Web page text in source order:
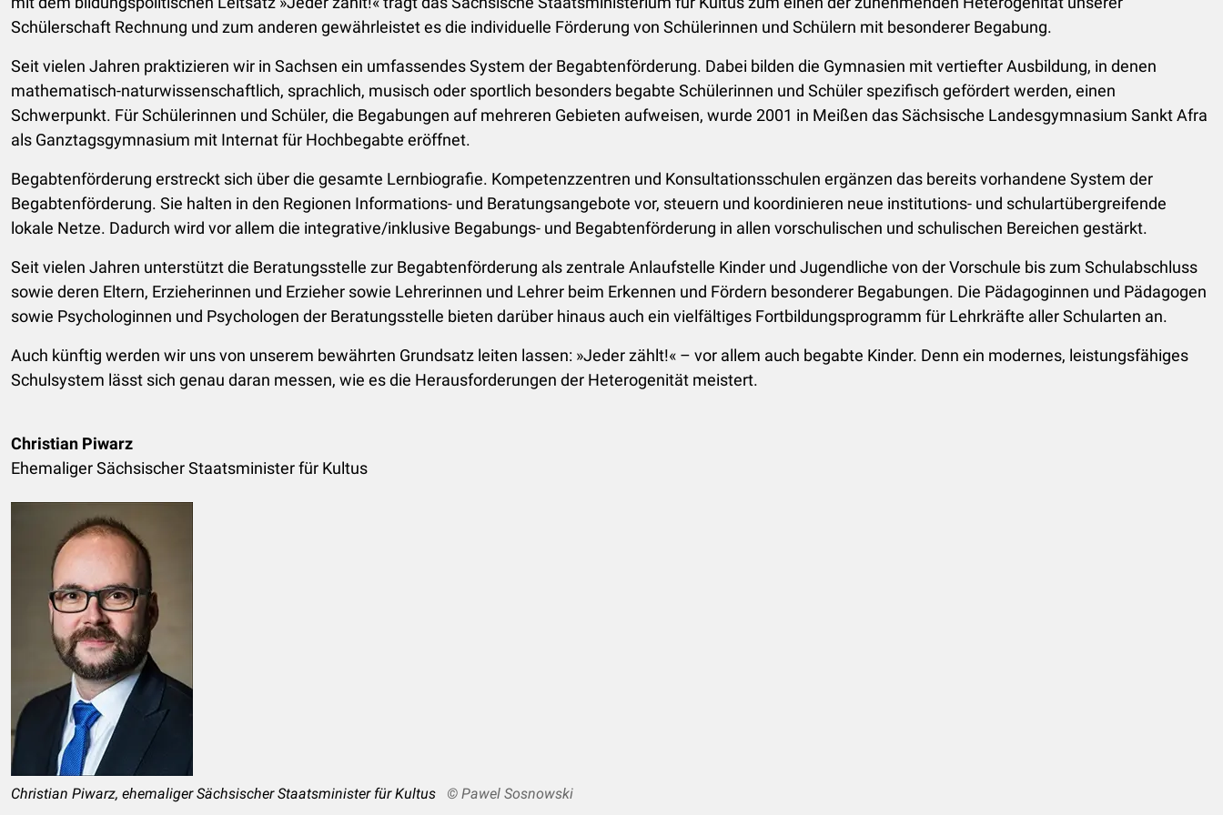
Schülerschaft Rechnung und zum anderen gewährleistet es die individuelle Förderung von Schülerinnen und Schülern mit besonderer Begabung.
Seit vielen Jahren praktizieren wir in Sachsen ein umfassendes System der Begabtenförderung. Dabei bilden die Gymnasien mit vertiefter Ausbildung, in denen
mathematisch-naturwissenschaftlich, sprachlich, musisch oder sportlich besonders begabte Schülerinnen und Schüler spezifisch gefördert werden, einen
Schwerpunkt. Für Schülerinnen und Schüler, die Begabungen auf mehreren Gebieten aufweisen, wurde 2001 in Meißen das Sächsische Landesgymnasium Sankt Afra
als Ganztagsgymnasium mit Internat für Hochbegabte eröffnet.
Begabtenförderung erstreckt sich über die gesamte Lernbiografie. Kompetenzzentren und Konsultationsschulen ergänzen das bereits vorhandene System der
Begabtenförderung. Sie halten in den Regionen Informations- und Beratungsangebote vor, steuern und koordinieren neue institutions- und schulartübergreifende
lokale Netze. Dadurch wird vor allem die integrative/inklusive Begabungs- und Begabtenförderung in allen vorschulischen und schulischen Bereichen gestärkt.
Seit vielen Jahren unterstützt die Beratungsstelle zur Begabtenförderung als zentrale Anlaufstelle Kinder und Jugendliche von der Vorschule bis zum Schulabschluss
sowie deren Eltern, Erzieherinnen und Erzieher sowie Lehrerinnen und Lehrer beim Erkennen und Fördern besonderer Begabungen. Die Pädagoginnen und Pädagogen
sowie Psychologinnen und Psychologen der Beratungsstelle bieten darüber hinaus auch ein vielfältiges Fortbildungsprogramm für Lehrkräfte aller Schularten an.
Auch künftig werden wir uns von unserem bewährten Grundsatz leiten lassen: »Jeder zählt!« – vor allem auch begabte Kinder. Denn ein modernes, leistungsfähiges
Schulsystem lässt sich genau daran messen, wie es die Herausforderungen der Heterogenität meistert.
Christian Piwarz
Ehemaliger Sächsischer Staatsminister für Kultus
Christian Piwarz, ehemaliger Sächsischer Staatsminister für Kultus © Pawel Sosnowski